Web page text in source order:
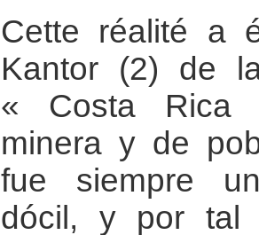
Cette réalité a
Kantor (2) de
« Costa Rica
minera y de
fue siempre
dócil, y por tal